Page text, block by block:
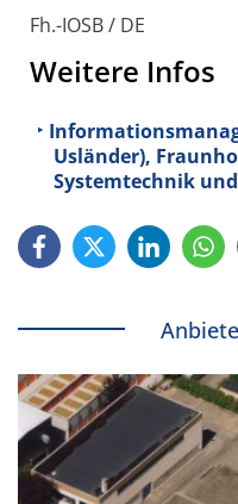
Fh.-IOSB / DE
Weitere Infos
Usländer),
Systemtechnik